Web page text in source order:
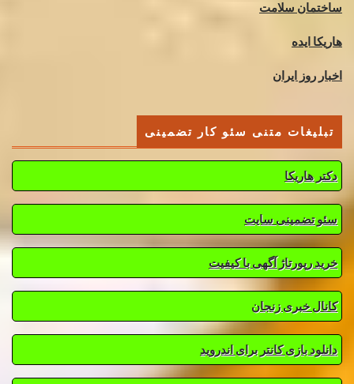
ساختمان سلامت
هاریکا ایده
اخبار روز ایران
تبلیغات متنی سئو کار تضمینی
دکتر هاریکا
سئو تضمینی سایت
خرید رپورتاژ آگهی با کیفیت
کانال خبری زنجان
دانلود بازی کانتر برای اندروید